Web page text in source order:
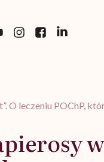
leczeniu POChP,